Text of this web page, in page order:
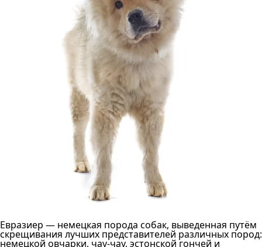
Евразиер — немецкая порода собак, выведенная путём
скрещивания лучших представителей различных пород:
немецкой овчарки, чау-чау, эстонской гончей и